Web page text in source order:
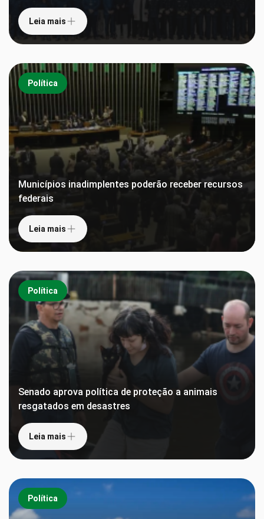
Leia mais
Política
Municípios inadimplentes poderão receber recursos
federais
Leia mais
Política
Senado aprova política de proteção a animais
resgatados em desastres
Leia mais
Política